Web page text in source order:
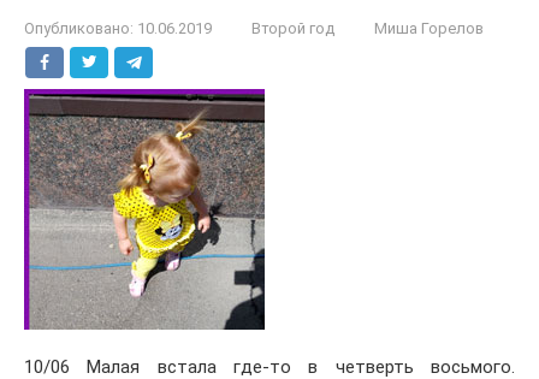
Опубликовано: 10.06.2019 Второй год Миша Горелов
10/06 Малая встала где-то в четверть восьмого.